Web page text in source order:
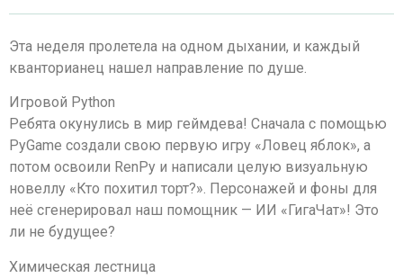
Эта неделя пролетела на одном дыхании, и каждый
кванторианец нашел направление по душе.
Игровой Python
Ребята окунулись в мир геймдева! Сначала с помощью
PyGame создали свою первую игру «Ловец яблок», а
потом освоили RenPy и написали целую визуальную
новеллу «Кто похитил торт?». Персонажей и фоны для
неё сгенерировал наш помощник — ИИ «ГигаЧат»! Это
ли не будущее?
Химическая лестница